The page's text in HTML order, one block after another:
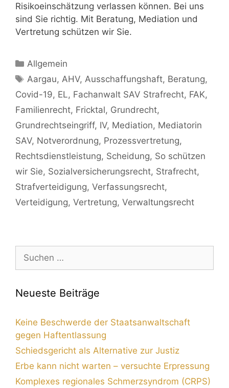
Risikoeinschätzung verlassen können. Bei uns
sind Sie richtig. Mit Beratung, Mediation und
Vertretung schützen wir Sie.
Allgemein
Aargau, AHV, Ausschaffungshaft, Beratung,
Covid-19, EL, Fachanwalt SAV Strafrecht, FAK,
Familienrecht, Fricktal, Grundrecht,
Grundrechtseingriff, IV, Mediation, Mediatorin
SAV, Notverordnung, Prozessvertretung,
Rechtsdienstleistung, Scheidung, So schützen
wir Sie, Sozialversicherungsrecht, Strafrecht,
Strafverteidigung, Verfassungsrecht,
Verteidigung, Vertretung, Verwaltungsrecht
Neueste Beiträge
Keine Beschwerde der Staatsanwaltschaft
gegen Haftentlassung
Schiedsgericht als Alternative zur Justiz
Erbe kann nicht warten – versuchte Erpressung
Komplexes regionales Schmerzsyndrom (CRPS)